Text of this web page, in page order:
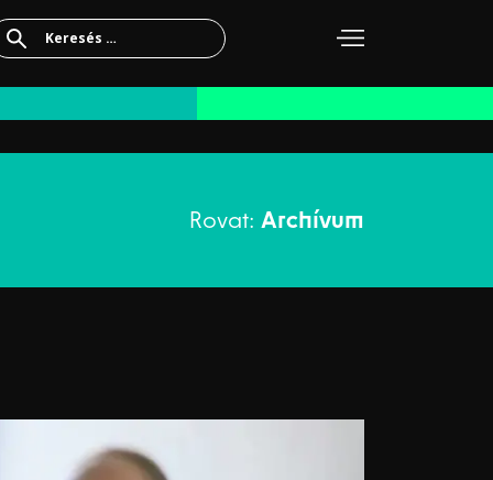
Keresés:
Rovat: Archívum